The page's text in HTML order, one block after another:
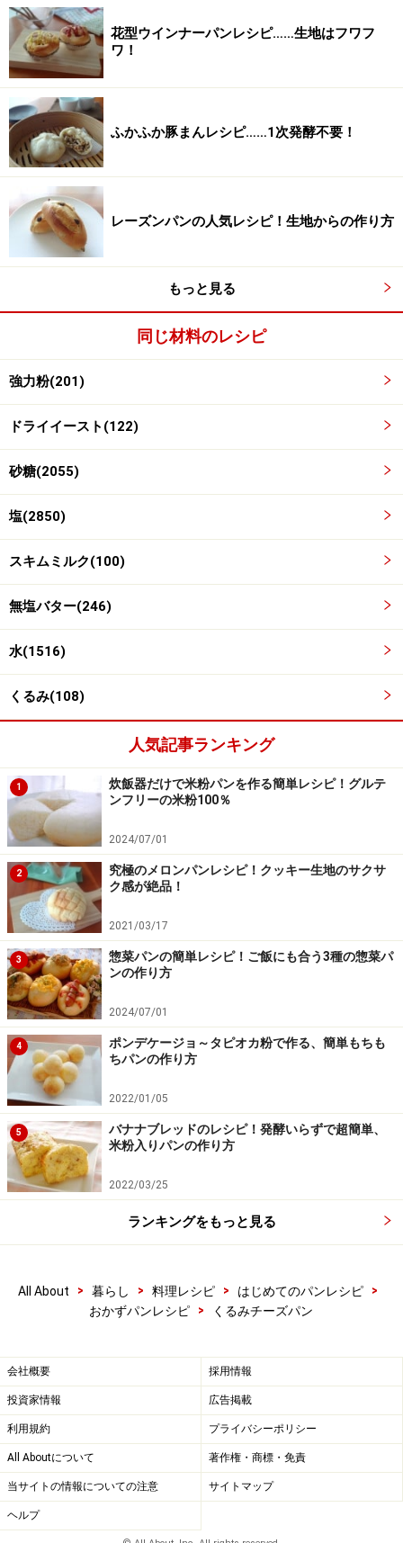
分割をする
発酵完了した生地を計量し、6個に分割します。
その際、スケッパーで生地をいためないように気をつけ
ましょう。
4
生地を折る
生地を二つに折り、綴じ目を上にして自分に垂直に置き
ます。この綴じ目を隠すようにもう一度手前から二つ折
りにします。これを数回繰り返し、表面をきれいに整え
ていきます。
5
生地を丸める
片手で生地を軽く握り、クルクルと円を書くように左回
花型ウインナーパンレシピ……生地はフワフ
ワ！
ふかふか豚まんレシピ……1次発酵不要！
レーズンパンの人気レシピ！生地からの作り方
もっと見る
同じ材料のレシピ
強力粉(201)
ドライイースト(122)
砂糖(2055)
塩(2850)
スキムミルク(100)
無塩バター(246)
水(1516)
くるみ(108)
人気記事ランキング
1
炊飯器だけで米粉パンを作る簡単レシピ！グルテ
ンフリーの米粉100％
2024/07/01
2
究極のメロンパンレシピ！クッキー生地のサクサ
ク感が絶品！
2021/03/17
3
惣菜パンの簡単レシピ！ご飯にも合う3種の惣菜パ
ンの作り方
2024/07/01
4
ポンデケージョ～タピオカ粉で作る、簡単もちも
ちパンの作り方
2022/01/05
5
バナナブレッドのレシピ！発酵いらずで超簡単、
米粉入りパンの作り方
2022/03/25
ランキングをもっと見る
All About > 暮らし > 料理レシピ > はじめてのパンレシピ
>
おかずパンレシピ
> くるみチーズパン
会社概要 採用情報
投資家情報 広告掲載
利用規約 プライバシーポリシー
All Aboutについて 著作権・商標・免責
当サイトの情報についての注意 サイトマップ
ヘルプ